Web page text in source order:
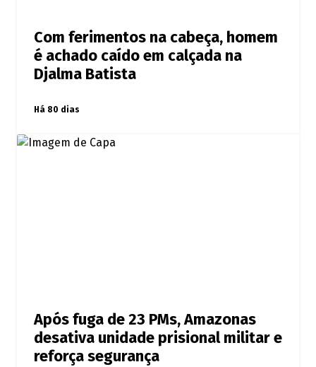
Com ferimentos na cabeça, homem
é achado caído em calçada na
Djalma Batista
Há 80 dias
Após fuga de 23 PMs, Amazonas
desativa unidade prisional militar e
reforça segurança